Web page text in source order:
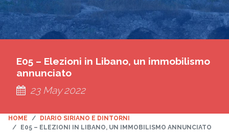
E05 – Elezioni in Libano, un immobilismo
annunciato
23 May 2022
HOME
DIARIO SIRIANO E DINTORNI
E05 – ELEZIONI IN LIBANO, UN IMMOBILISMO ANNUNCIATO